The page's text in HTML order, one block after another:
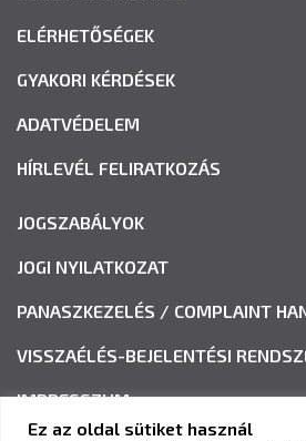
ELÉRHETŐSÉGEK
GYAKORI KÉRDÉSEK
ADATVÉDELEM
HÍRLEVÉL FELIRATKOZÁS
JOGSZABÁLYOK
JOGI NYILATKOZAT
PANASZKEZELÉS / COMPLAINT
VISSZAÉLÉS-BEJELENTÉSI
IMPRESSZUM
Ez az oldal sütiket használ